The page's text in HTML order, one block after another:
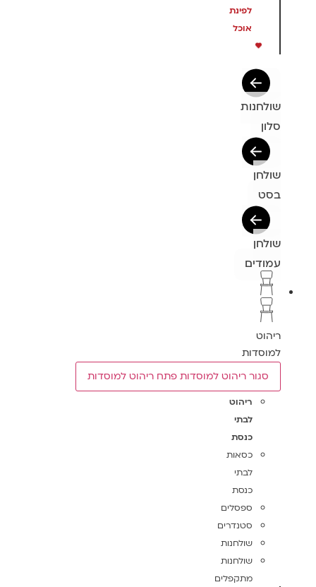
לפינת
אוכל
שולחנות
סלון
שולחן
בסט
שולחן
עמודים
ריהוט
למוסדות
סגור ריהוט למוסדות פתח ריהוט למוסדות
ריהוט
לבתי
כנסת
כסאות
לבתי
כנסת
ספסלים
סטנדרים
שולחנות
שולחנות
מתקפלים